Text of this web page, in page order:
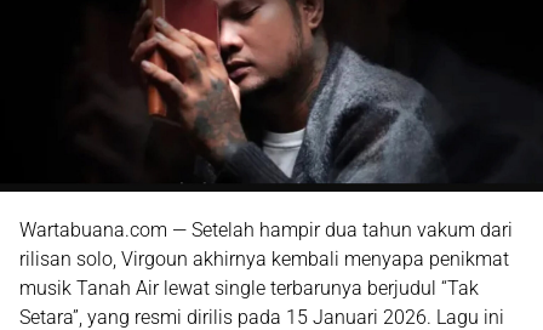
Wartabuana.com — Setelah hampir dua tahun vakum dari
rilisan solo, Virgoun akhirnya kembali menyapa penikmat
musik Tanah Air lewat single terbarunya berjudul “Tak
Setara” , yang resmi dirilis pada 15 Januari 2026. Lagu ini